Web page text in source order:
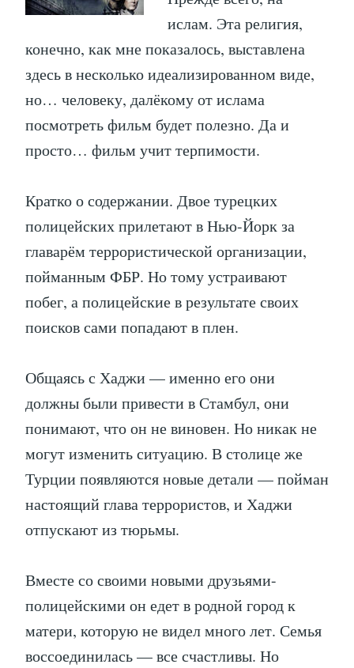
ислам. Эта религия,
конечно, как мне показалось, выставлена
здесь в несколько идеализированном виде,
но… человеку, далёкому от ислама
посмотреть фильм будет полезно. Да и
просто… фильм учит терпимости.
Кратко о содержании. Двое турецких
полицейских прилетают в Нью-Йорк за
главарём террористической организации,
пойманным ФБР. Но тому устраивают
побег, а полицейские в результате своих
поисков сами попадают в плен.
Общаясь с Хаджи — именно его они
должны были привести в Стамбул, они
понимают, что он не виновен. Но никак не
могут изменить ситуацию. В столице же
Турции появляются новые детали — пойман
настоящий глава террористов, и Хаджи
отпускают из тюрьмы.
Вместе со своими новыми друзьями-
полицейскими он едет в родной город к
матери, которую не видел много лет. Семья
воссоединилась — все счастливы. Но